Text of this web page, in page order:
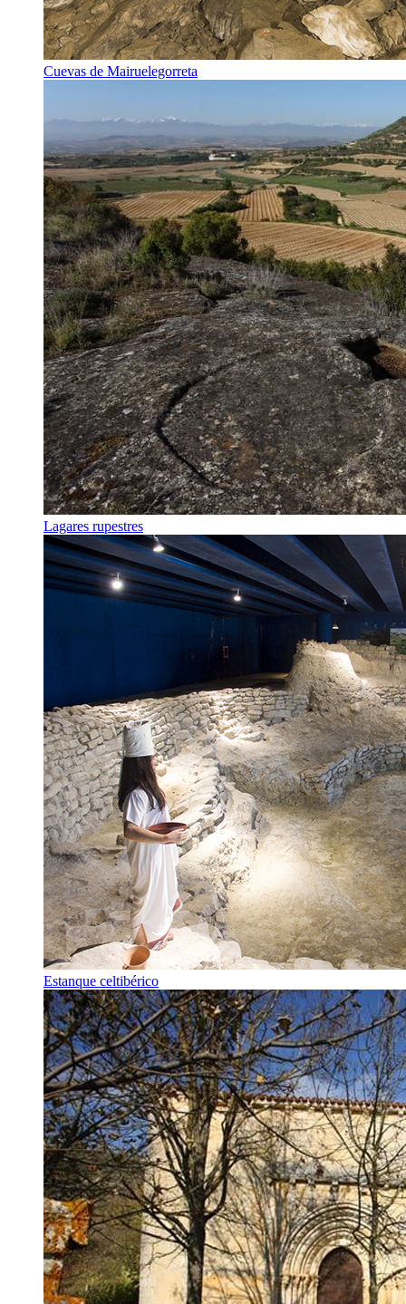
Cuevas de Mairuelegorreta
Lagares rupestres
Estanque celtibérico